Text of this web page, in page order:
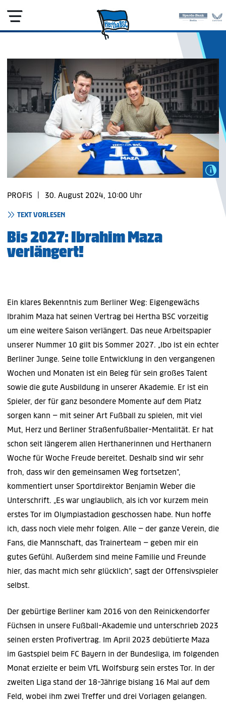
PROFIS 30. August 2024, 10:00 Uhr
TEXT VORLESEN
Bis 2027: Ibrahim Maza
verlängert!
Ein klares Bekenntnis zum Berliner Weg: Eigengewächs
Ibrahim Maza hat seinen Vertrag bei Hertha BSC vorzeitig
um eine weitere Saison verlängert. Das neue Arbeitspapier
unserer Nummer 10 gilt bis Sommer 2027. „Ibo ist ein echter
Berliner Junge. Seine tolle Entwicklung in den vergangenen
Wochen und Monaten ist ein Beleg für sein großes Talent
sowie die gute Ausbildung in unserer Akademie. Er ist ein
Spieler, der für ganz besondere Momente auf dem Platz
sorgen kann – mit seiner Art Fußball zu spielen, mit viel
Mut, Herz und Berliner Straßenfußballer-Mentalität. Er hat
schon seit längerem allen Herthanerinnen und Herthanern
Woche für Woche Freude bereitet. Deshalb sind wir sehr
froh, dass wir den gemeinsamen Weg fortsetzen“,
kommentiert unser Sportdirektor Benjamin Weber die
Unterschrift. „Es war unglaublich, als ich vor kurzem mein
erstes Tor im Olympiastadion geschossen habe. Nun hoffe
ich, dass noch viele mehr folgen. Alle – der ganze Verein, die
Fans, die Mannschaft, das Trainerteam – geben mir ein
gutes Gefühl. Außerdem sind meine Familie und Freunde
hier, das macht mich sehr glücklich“, sagt der Offensivspieler
selbst.
Der gebürtige Berliner kam 2016 von den Reinickendorfer
Füchsen in unsere Fußball-Akademie und unterschrieb 2023
seinen ersten Profivertrag. Im April 2023 debütierte Maza
im Gastspiel beim FC Bayern in der Bundesliga, im folgenden
Monat erzielte er beim VfL Wolfsburg sein erstes Tor. In der
zweiten Liga stand der 18-Jährige bislang 16 Mal auf dem
Feld, wobei ihm zwei Treffer und drei Vorlagen gelangen.